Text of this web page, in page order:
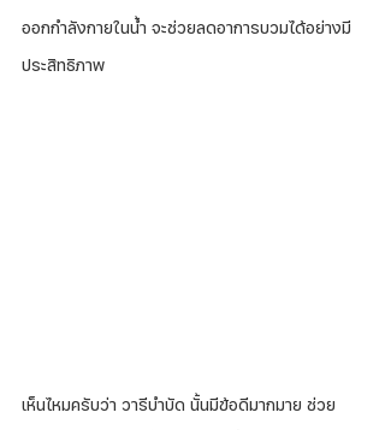
ออกกำลังกายในน้ำ จะช่วยลดอาการบวมได้อย่างมี
ประสิทธิภาพ
เห็นไหมครับว่า วารีบำบัด นั้นมีข้อดีมากมาย ช่วย